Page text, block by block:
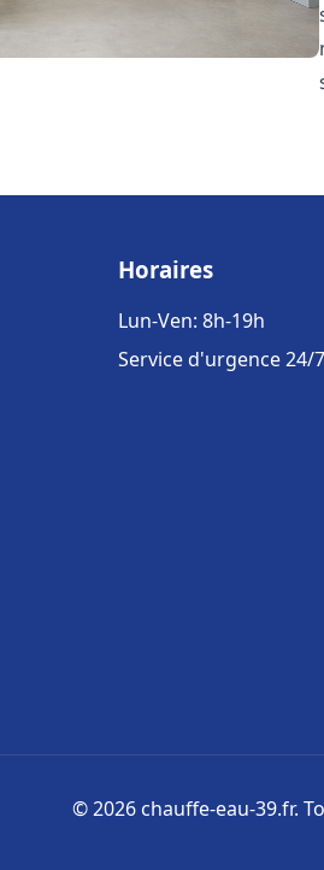
Horaires
Lun-Ven: 8h-19h
Service d'urgence 24/7
© 2026 chauffe-eau-39.fr.